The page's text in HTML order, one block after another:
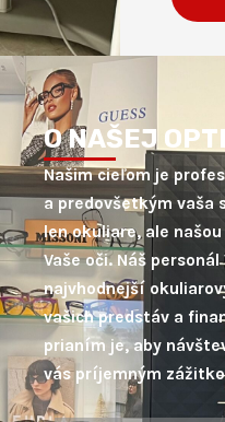
O NAŠEJ
Našim cieľom je
a predovšetkým vaša
len okuliare, ale
Vaše oči. Náš
najvhodnejší
vašich predstáv a
prianím je, aby
vás príjemným